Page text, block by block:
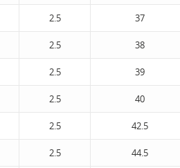
2.5 37
2.5 38
2.5 39
2.5 40
2.5 42.5
2.5 44.5